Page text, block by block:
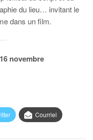
du lieu… invitant le
dans un film.
16 novembre
Courriel